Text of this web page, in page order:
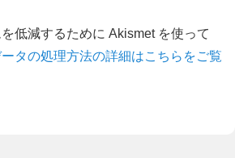
低減するために Akismet を使って
タの処理方法の詳細はこちらをご覧